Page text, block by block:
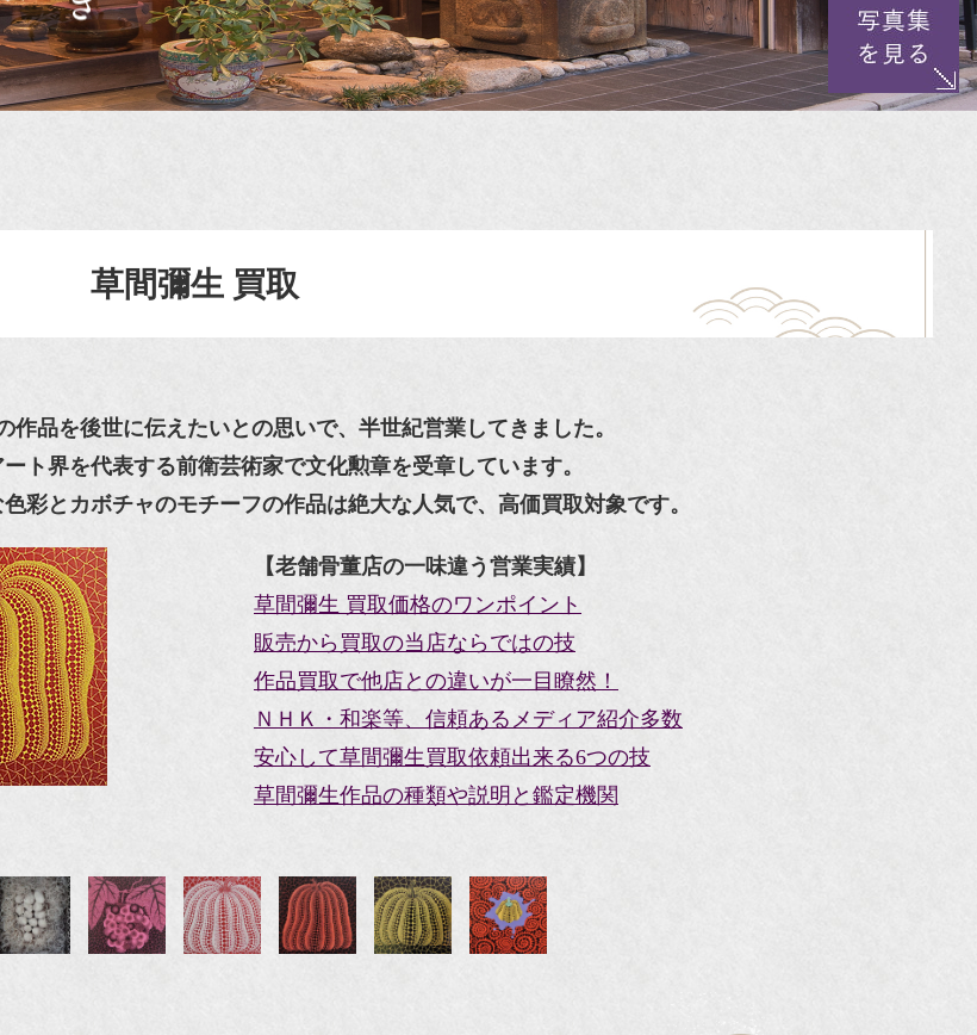
草間彌生 買取
作品を後世に伝えたいとの思いで、半世紀営業してきました。
ト界を代表する前衛芸術家で文化勲章を受章しています。
彩とカボチャのモチーフの作品は絶大な人気で、高価買取対象です。
【老舗骨董店の一味違う営業実績】
草間彌生 買取価格のワンポイント
販売から買取の当店ならではの技
作品買取で他店との違いが一目瞭然！
ＮＨＫ・和楽等、信頼あるメディア紹介多数
安心して草間彌生買取依頼出来る6つの技
草間彌生作品の種類や説明と鑑定機関